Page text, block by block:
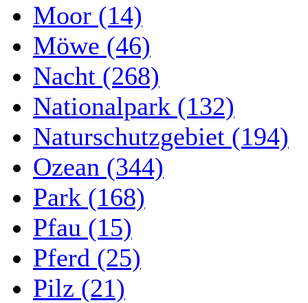
Moor (14)
Möwe (46)
Nacht (268)
Nationalpark (132)
Naturschutzgebiet (194)
Ozean (344)
Park (168)
Pfau (15)
Pferd (25)
Pilz (21)